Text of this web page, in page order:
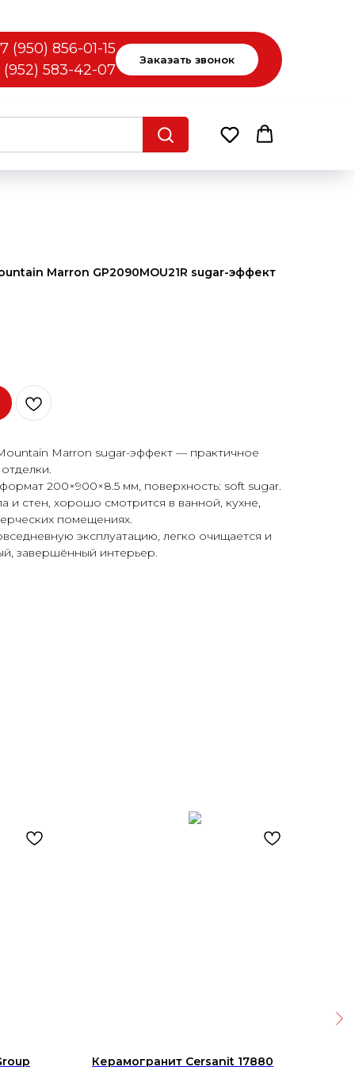
(950) 856-01-15
(952) 583-42-07
Заказать звонок
Marron GP2090MOU21R sugar-эффект
Marron sugar-эффект — практичное
200×900×8.5 мм, поверхность: soft sugar.
и стен, хорошо смотрится в ванной, кухне,
помещениях.
эксплуатацию, легко очищается и
завершённый интерьер.
Керамогранит Cersanit 17880